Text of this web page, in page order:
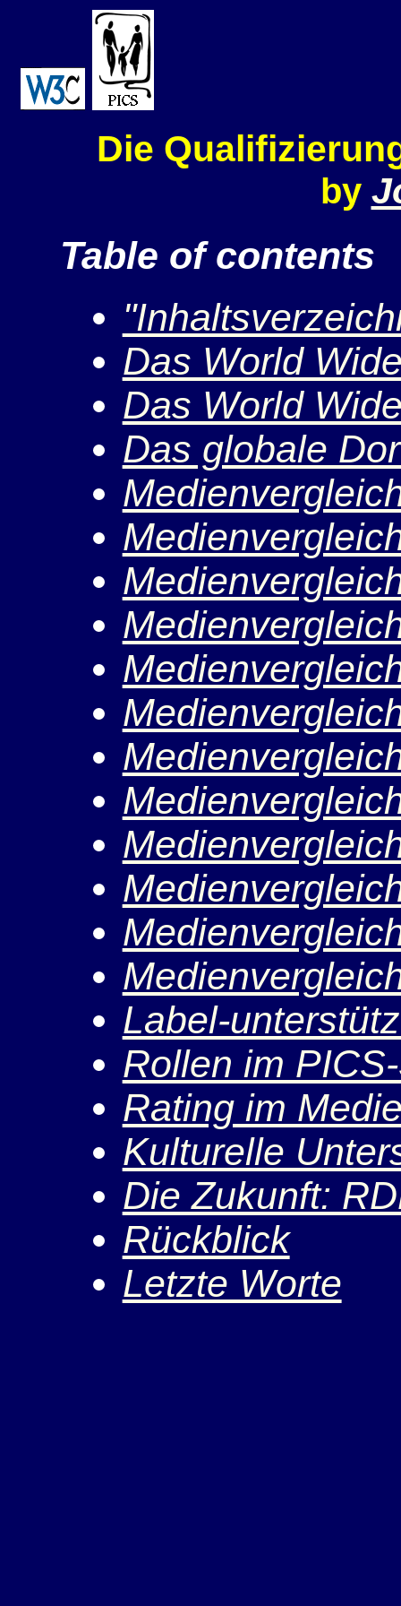
Die
by
Table of contents
Das World
Das World
Das globale
Label-
Rollen im
Rating im
Kulturelle
Die Zukunft:
Rückblick
Letzte Worte